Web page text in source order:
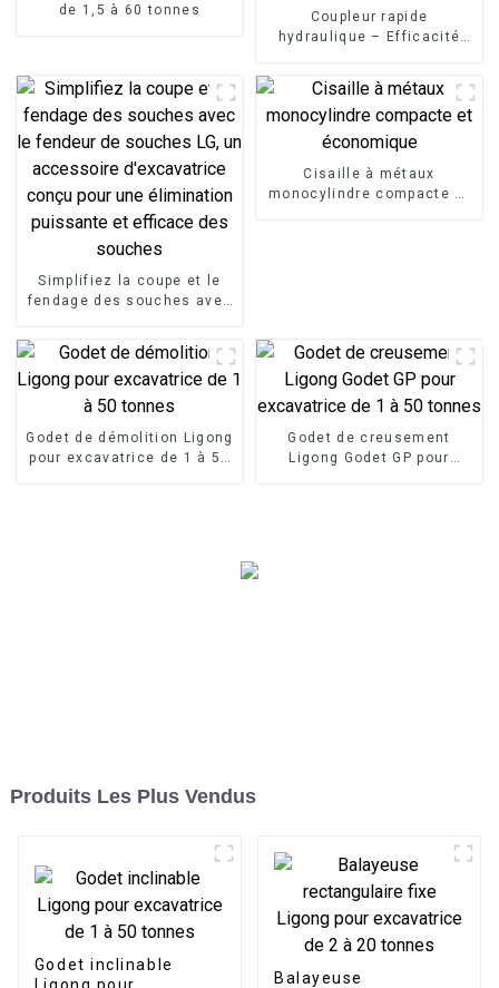
de 1,5 à 60 tonnes
Coupleur rapide
hydraulique – Efficacité
Simplifiez la coupe et le
fendage des souches avec
d'excavatrice conçu pour
une élimination puissante
et efficace des souches
Cisaille à métaux
monocylindre compacte et
Godet de démolition Ligong
pour excavatrice de 1 à 50
Godet de creusement
Ligong Godet GP pour
Produits Les Plus Vendus
Godet inclinable
Balayeuse